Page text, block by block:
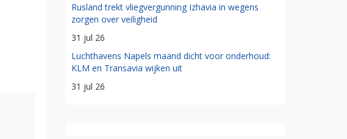
Rusland trekt vliegvergunning Izhavia in wegens
zorgen over veiligheid
31 jul 26
Luchthavens Napels maand dicht voor onderhoud:
KLM en Transavia wijken uit
31 jul 26